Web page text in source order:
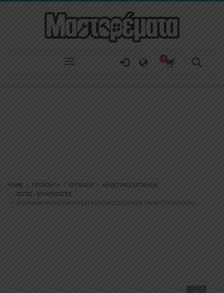
HOME ΠΡΟΪΌΝΤΑ ΕΡΓΑΛΕΊΑ
ΗΛΕΚΤΡΙΚΆ ΕΡΓΑΛΕΊΑ
ΣΈΓΕΣ - ΣΠΑΘΌΣΕΓΕΣ
BORMANN PRO BJS6000 ΣΈΓΑ ΡΥΘΜΙΖΌΜΕΝΗ ΜΕ ΤΑΛΆΝΤΩΣΗ 600W